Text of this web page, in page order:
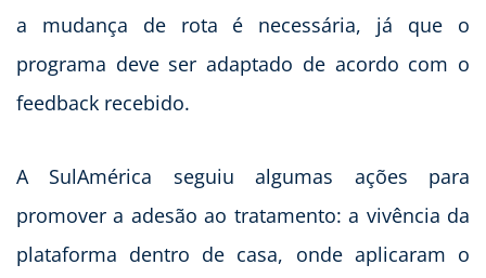
a mudança de rota é necessária, já que o
programa deve ser adaptado de acordo com o
feedback recebido.
A SulAmérica seguiu algumas ações para
promover a adesão ao tratamento: a vivência da
plataforma dentro de casa, onde aplicaram o